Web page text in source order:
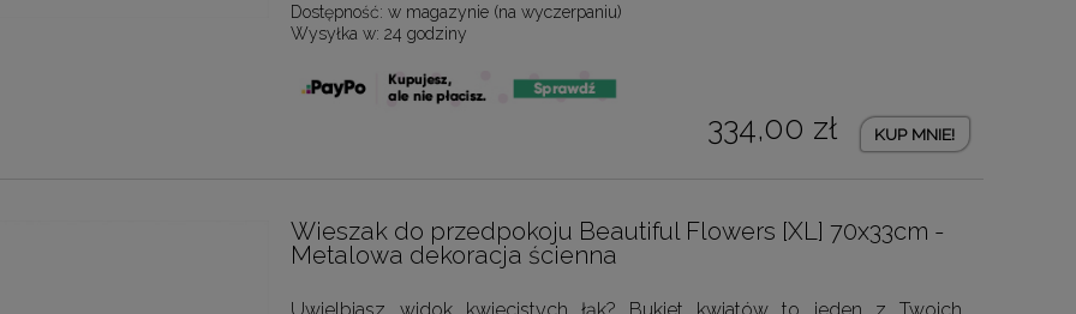
Dostępność: w magazynie (na wyczerpaniu)
Wysyłka w: 24 godziny
334,00 zł KUP MNIE!
Wieszak do przedpokoju Beautiful Flowers [XL] 70x33cm -
Metalowa dekoracja ścienna
Uwielbiasz widok kwiecistych łąk? Bukiet kwiatów to jeden z Twoich